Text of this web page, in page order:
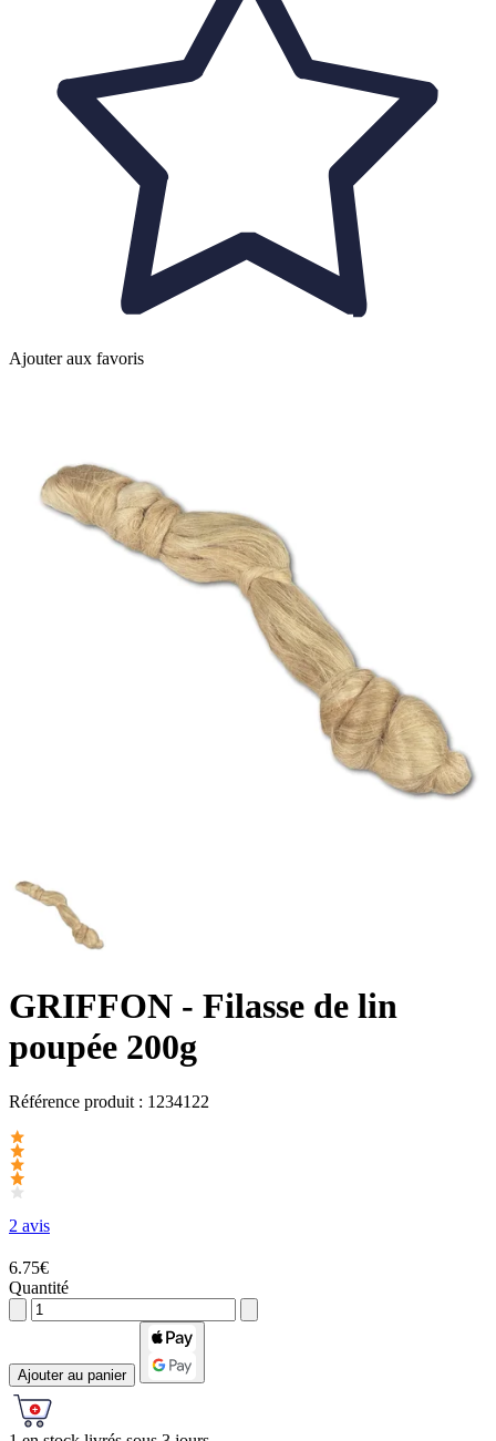
Ajouter aux favoris
GRIFFON - Filasse de lin
poupée 200g
Référence produit : 1234122
2 avis
6.75€
Quantité
Ajouter au panier